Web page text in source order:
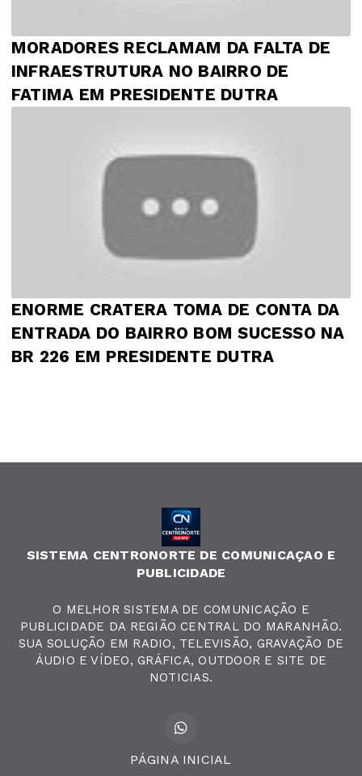
MORADORES RECLAMAM DA FALTA DE
INFRAESTRUTURA NO BAIRRO DE
FATIMA EM PRESIDENTE DUTRA
ENORME CRATERA TOMA DE CONTA DA
ENTRADA DO BAIRRO BOM SUCESSO NA
BR 226 EM PRESIDENTE DUTRA
SISTEMA CENTRONORTE DE COMUNICAÇAO E
PUBLICIDADE
O MELHOR SISTEMA DE COMUNICAÇÃO E
PUBLICIDADE DA REGIÃO CENTRAL DO MARANHÃO.
SUA SOLUÇÃO EM RADIO, TELEVISÃO, GRAVAÇÃO DE
ÁUDIO E VÍDEO, GRÁFICA, OUTDOOR E SITE DE
NOTICIAS.
PÁGINA INICIAL